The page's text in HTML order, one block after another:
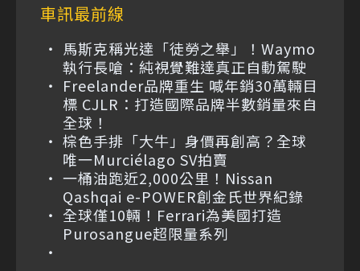
車訊最前線
馬斯克稱光達「徒勞之舉」！Waymo
執行長嗆：純視覺難達真正自動駕駛
Freelander品牌重生 喊年銷30萬輛目
標 CJLR：打造國際品牌半數銷量來自
全球！
棕色手排「大牛」身價再創高？全球
唯一Murciélago SV拍賣
一桶油跑近2,000公里！Nissan
Qashqai e-POWER創金氏世界紀錄
全球僅10輛！Ferrari為美國打造
Purosangue超限量系列